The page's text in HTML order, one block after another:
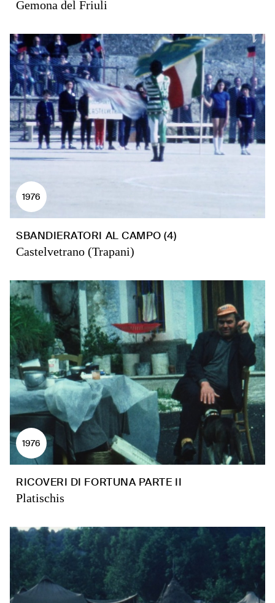
Gemona del Friuli
1976
SBANDIERATORI AL CAMPO (4)
Castelvetrano (Trapani)
1976
RICOVERI DI FORTUNA PARTE II
Platischis